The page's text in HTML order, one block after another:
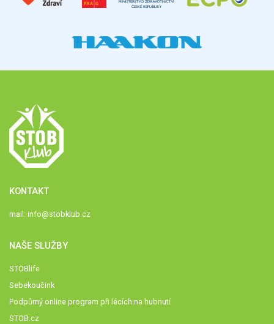
KONTAKT
mail: info@stobklub.cz
NAŠE SLUŽBY
STOBlife
Sebekoučink
Podpůrný online program při lécích na hubnutí
STOB.cz